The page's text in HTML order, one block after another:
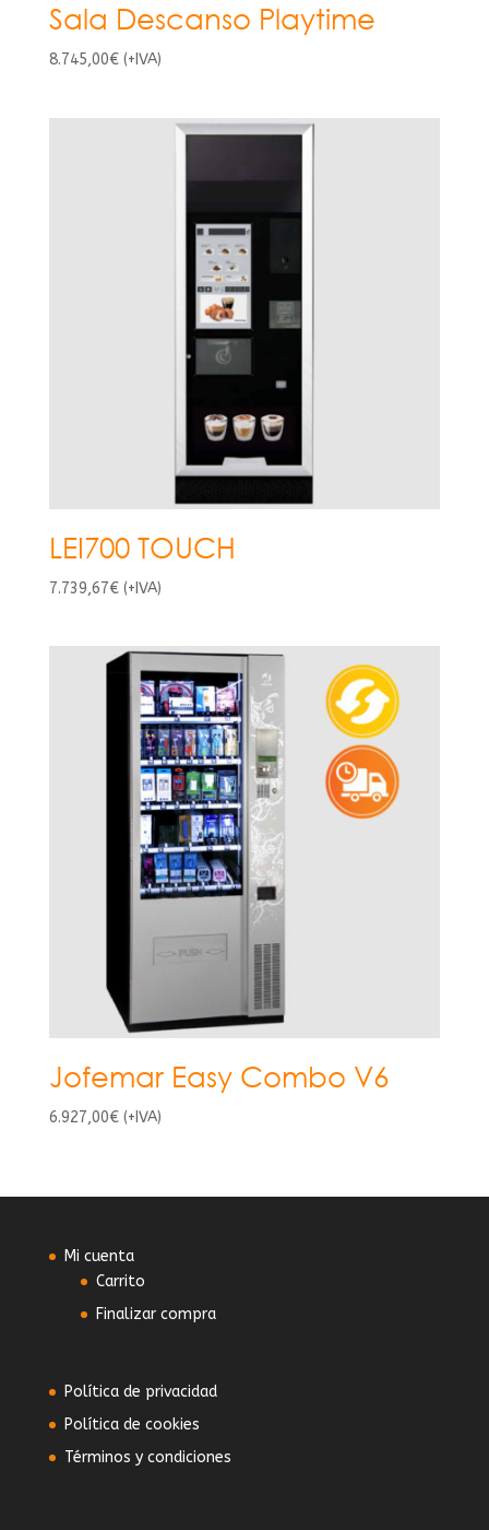
Sala Descanso Playtime
8.745,00€(+IVA)
LEI700 TOUCH
7.739,67€(+IVA)
Jofemar Easy Combo V6
6.927,00€(+IVA)
Mi cuenta
Carrito
Finalizar compra
Política de privacidad
Política de cookies
Términos y condiciones